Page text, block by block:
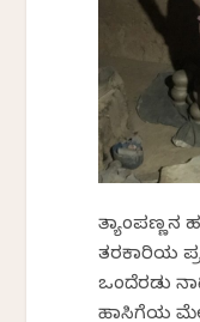
ತ್ಯಾಂಪಣ್ಣನ
ತರಕಾರಿಯ
ಒಂದೆರಡು
ಹಾಸಿಗೆಯ